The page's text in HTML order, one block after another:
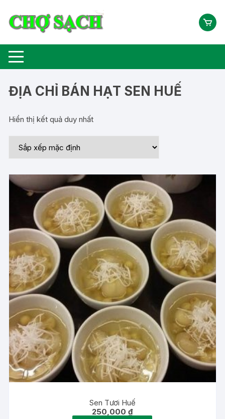
ĐỊA CHỈ BÁN HẠT SEN HUẾ
Hiển thị kết quả duy nhất
Sen Tươi Huế
250,000₫